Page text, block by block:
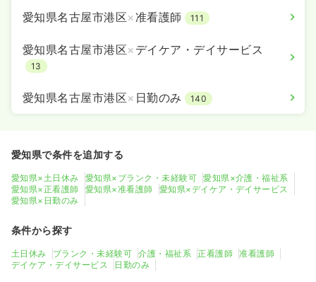
愛知県名古屋市港区×准看護師 111
愛知県名古屋市港区× デイケア・デイサービス
13
愛知県名古屋市港区× 日勤のみ 140
愛知県で条件を追加する
愛知県×土日休み 愛知県×ブランク・未経験可
愛知県×介護・福祉系
愛知県×正看護師
愛知県×准看護師
愛知県×デイケア・デイサービス
愛知県×日勤のみ
条件から探す
土日休み ブランク・未経験可 介護・福祉系 正看護師
准看護師
デイケア・デイサービス
日勤のみ